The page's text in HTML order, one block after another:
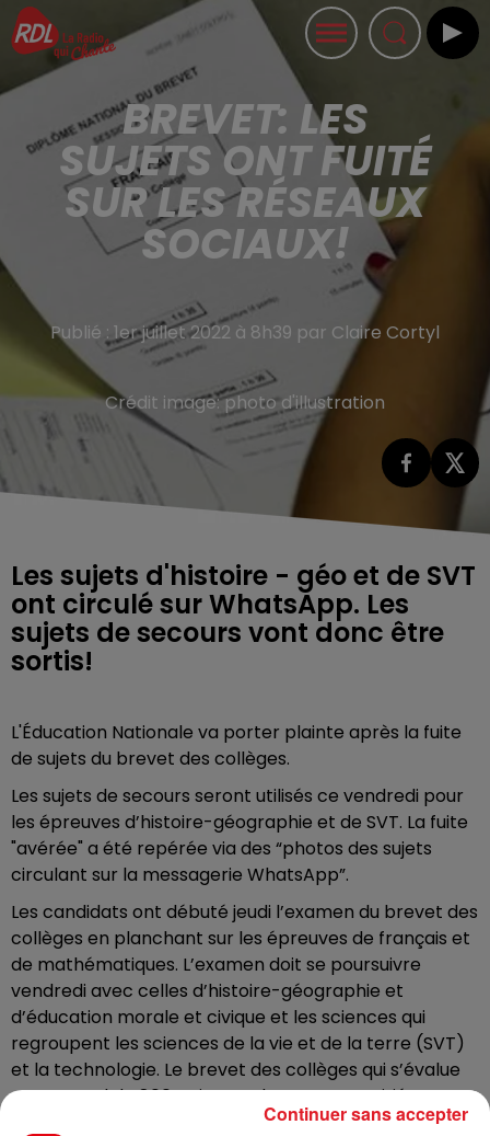
BREVET: LES
SUJETS ONT FUITÉ
SUR LES RÉSEAUX
SOCIAUX!
Publié : 1er juillet 2022 à 8h39 par Claire Cortyl
Crédit image:photo d'illustration
Les sujets d'histoire - géo et de SVT
ont circulé sur WhatsApp. Les
sujets de secours vont donc être
sortis!
L'Éducation Nationale va porter plainte après la fuite
de sujets du brevet des collèges.
Les sujets de secours seront utilisés ce vendredi pour
les épreuves d’histoire-géographie et de SVT. La fuite
"avérée" a été repérée via des “photos des sujets
circulant sur la messagerie WhatsApp”.
Les candidats ont débuté jeudi l’examen du brevet des
collèges en planchant sur les épreuves de français et
de mathématiques. L’examen doit se poursuivre
vendredi avec celles d’histoire-géographie et
d’éducation morale et civique et les sciences qui
regroupent les sciences de la vie et de la terre (SVT)
et la technologie. Le brevet des collèges qui s’évalue
sur un total de 800 points, se base pour moitié sur un
contrôle continu pour les élèves de 3e.Continuer sans accepter